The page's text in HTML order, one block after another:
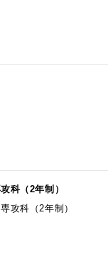
科（2年制）
専攻科（2年制）